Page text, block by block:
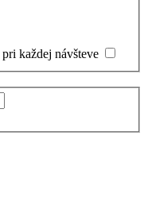
každej návšteve